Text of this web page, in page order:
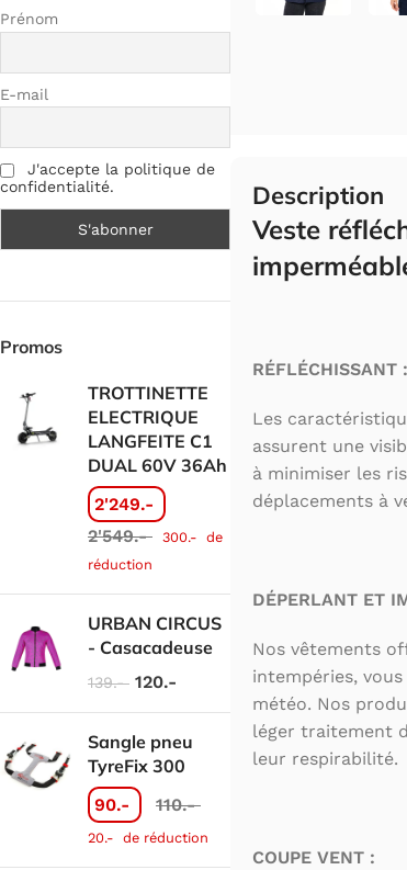
Prénom
E-mail
J'accepte la politique de
confidentialité.
Promos
TROTTINETTE
ELECTRIQUE
LANGFEITE C1
DUAL 60V 36Ah
2'249.-
2'549.- 300.- de
réduction
URBAN CIRCUS
- Casacadeuse
139.- 120.-
Sangle pneu
TyreFix 300
90.- 110.-
20.- de réduction
Description
Veste
RÉFLÉCHISSANT :
Les
assurent une
à minimiser les
déplacements à
DÉPERLANT ET
Nos vêtements
intempéries,
météo. Nos
léger traitement
leur respirabilité.
COUPE VENT :